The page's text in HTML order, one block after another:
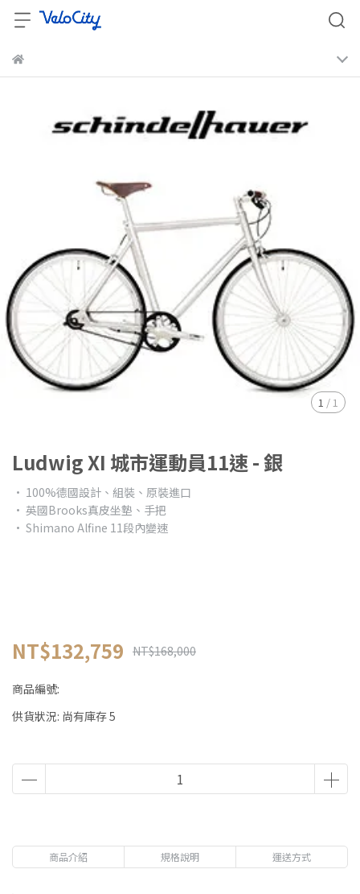
1 / 1
Ludwig XI 城市運動員11速 - 銀
• 100%德國設計、組裝、原裝進口
• 英國Brooks真皮坐墊、手把
• Shimano Alfine 11段內變速
NT$132,759 NT$168,000
商品編號:
供貨狀況: 尚有庫存 5
商品介紹 規格說明 運送方式